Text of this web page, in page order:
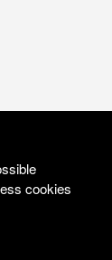
cookies